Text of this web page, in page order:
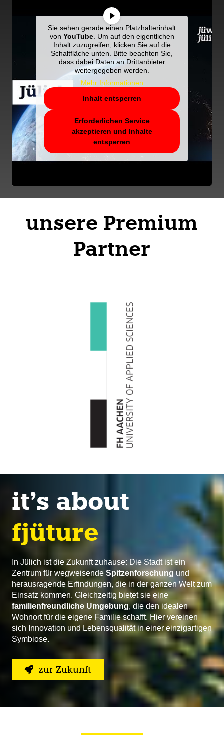
Sie sehen gerade einen Platzhalterinhalt
von YouTube. Um auf den eigentlichen
Inhalt zuzugreifen, klicken Sie auf die
Schaltfläche unten. Bitte beachten Sie,
dass dabei Daten an Drittanbieter
weitergegeben werden.
Mehr Informationen
Inhalt entsperren
Erforderlichen Service
akzeptieren und Inhalte
entsperren
unsere Premium
Partner
it’s about
fjüture
In Jülich ist die Zukunft zuhause: Die Stadt ist ein
Zentrum für wegweisende Spitzenforschungund
herausragende Erfindungen, die in der ganzen Welt zum
Einsatz kommen. Gleichzeitig bietet sie eine
familienfreundliche Umgebung, die den idealen
Wohnort für die eigene Familie schafft. Hier vereinen
sich Innovation und Lebensqualität in einer einzigartigen
Symbiose.
zur Zukunft